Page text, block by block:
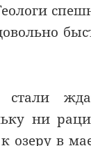
ни
в